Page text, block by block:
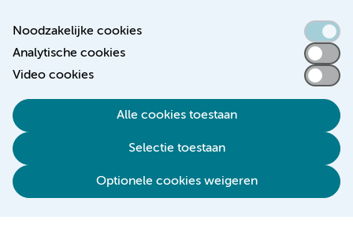
Noodzakelijke cookies
Analytische cookies
Video cookies
Alle cookies toestaan
Selectie toestaan
Optionele cookies weigeren
Toegankelijkheidsverklaring
Responsible disclosure